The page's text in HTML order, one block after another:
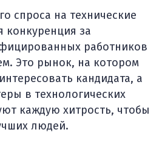
спроса на технические
конкуренция за
работников
Это рынок, на котором
кандидата, а
в технологических
каждую хитрость, чтобы
людей.